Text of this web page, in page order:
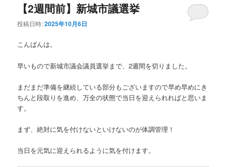
【2週間前】新城市議選挙
投稿日時:2025年10月6日
こんばんは。
早いもので新城市議会議員選挙まで、2週間を切りました。
まだまだ準備を継続している部分もございますので早め早めにき
ちんと段取りを進め、万全の状態で当日を迎えられればと思いま
す。
まず、絶対に気を付けないといけないのが体調管理！
当日を元気に迎えられるように気を付けます。